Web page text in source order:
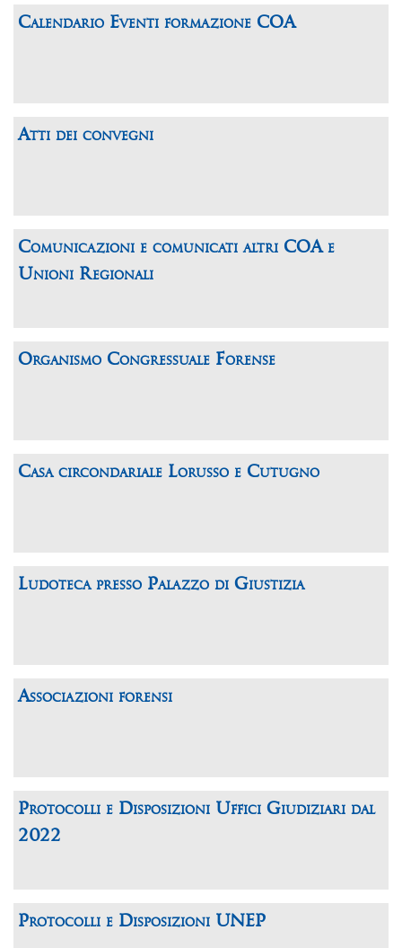
Calendario Eventi formazione COA
Atti dei convegni
Comunicazioni e comunicati altri COA e
Unioni Regionali
Organismo Congressuale Forense
Casa circondariale Lorusso e Cutugno
Ludoteca presso Palazzo di Giustizia
Associazioni forensi
Protocolli e Disposizioni Uffici Giudiziari dal
2022
Protocolli e Disposizioni UNEP